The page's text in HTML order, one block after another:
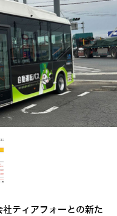
ティアフォーとの新た